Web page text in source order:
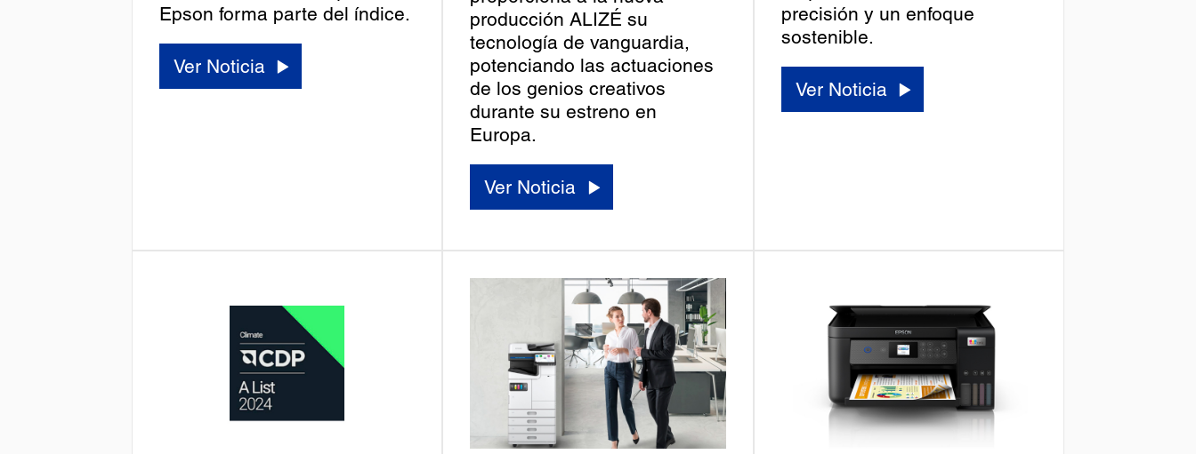
Epson forma parte del índice.
Ver Noticia
producción ALIZÉ su
tecnología de vanguardia,
potenciando las actuaciones
de los genios creativos
durante su estreno en
Europa.
Ver Noticia
precisión y un enfoque
sostenible.
Ver Noticia